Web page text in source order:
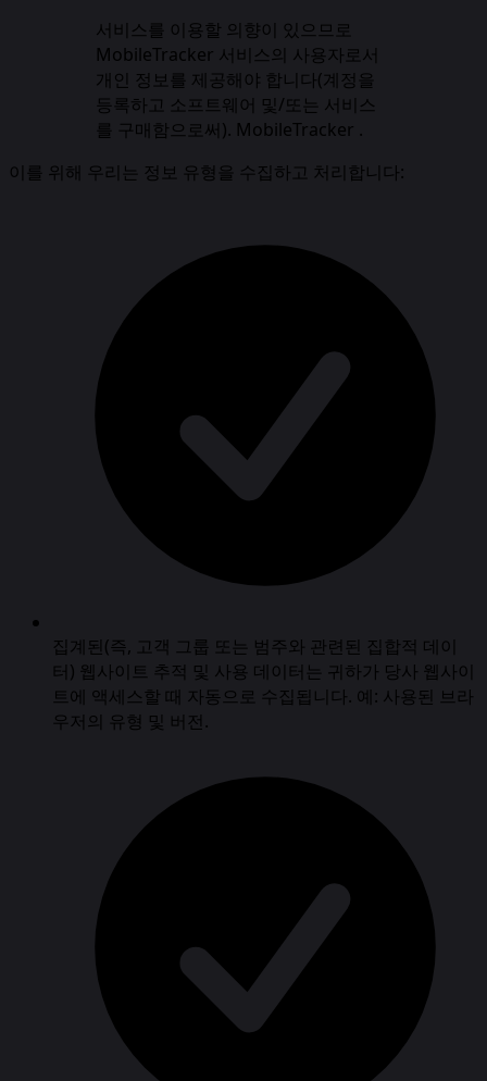
서비스를 이용할 의향이 있으므로
MobileTracker 서비스의 사용자로서
개인 정보를 제공해야 합니다(계정을
등록하고 소프트웨어 및/또는 서비스
를 구매함으로써). MobileTracker .
이를 위해 우리는 정보 유형을 수집하고 처리합니다:
집계된(즉, 고객 그룹 또는 범주와 관련된 집합적 데이
터) 웹사이트 추적 및 사용 데이터는 귀하가 당사 웹사이
트에 액세스할 때 자동으로 수집됩니다. 예: 사용된 브라
우저의 유형 및 버전.